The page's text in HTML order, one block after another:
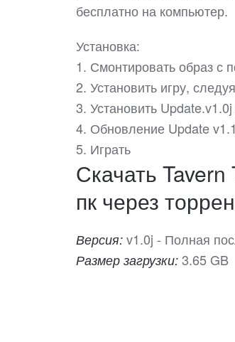
бесплатно на компьютер.
Установка:
1. Смонтировать образ с
2. Установить игру,
3. Установить
4. Обновление Update
5. Играть
Скачать
пк через
Версия: v1.0j - Полная
Размер загрузки: 3.65 GB